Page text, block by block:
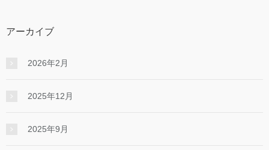
アーカイブ
2026年2月
2025年12月
2025年9月